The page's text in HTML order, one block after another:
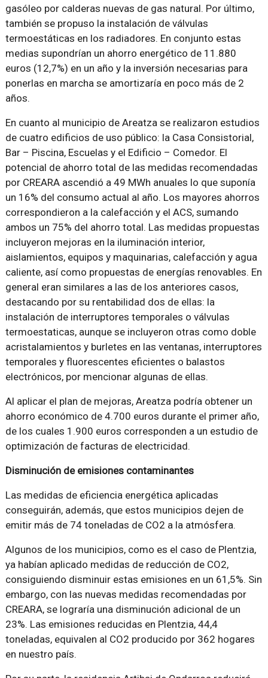
gasóleo por calderas nuevas de gas natural. Por último,
también se propuso la instalación de válvulas
termoestáticas en los radiadores. En conjunto estas
medias supondrían un ahorro energético de 11.880
euros (12,7%) en un año y la inversión necesarias para
ponerlas en marcha se amortizaría en poco más de 2
años.
En cuanto al municipio de Areatza se realizaron estudios
de cuatro edificios de uso público: la Casa Consistorial,
Bar – Piscina, Escuelas y el Edificio – Comedor. El
potencial de ahorro total de las medidas recomendadas
por CREARA ascendió a 49 MWh anuales lo que suponía
un 16% del consumo actual al año. Los mayores ahorros
correspondieron a la calefacción y el ACS, sumando
ambos un 75% del ahorro total. Las medidas propuestas
incluyeron mejoras en la iluminación interior,
aislamientos, equipos y maquinarias, calefacción y agua
caliente, así como propuestas de energías renovables. En
general eran similares a las de los anteriores casos,
destacando por su rentabilidad dos de ellas: la
instalación de interruptores temporales o válvulas
termoestaticas, aunque se incluyeron otras como doble
acristalamientos y burletes en las ventanas, interruptores
temporales y fluorescentes eficientes o balastos
electrónicos, por mencionar algunas de ellas.
Al aplicar el plan de mejoras, Areatza podría obtener un
ahorro económico de 4.700 euros durante el primer año,
de los cuales 1.900 euros corresponden a un estudio de
optimización de facturas de electricidad.
Disminución de emisiones contaminantes
Las medidas de eficiencia energética aplicadas
conseguirán, además, que estos municipios dejen de
emitir más de 74 toneladas de CO2 a la atmósfera.
Algunos de los municipios, como es el caso de Plentzia,
ya habían aplicado medidas de reducción de CO2,
consiguiendo disminuir estas emisiones en un 61,5%. Sin
embargo, con las nuevas medidas recomendadas por
CREARA, se lograría una disminución adicional de un
23%. Las emisiones reducidas en Plentzia, 44,4
toneladas, equivalen al CO2 producido por 362 hogares
en nuestro país.